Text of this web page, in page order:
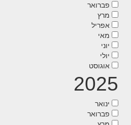
פברואר
מרץ
אפריל
מאי
יוני
יולי
אוגוסט
2025
ינואר
פברואר